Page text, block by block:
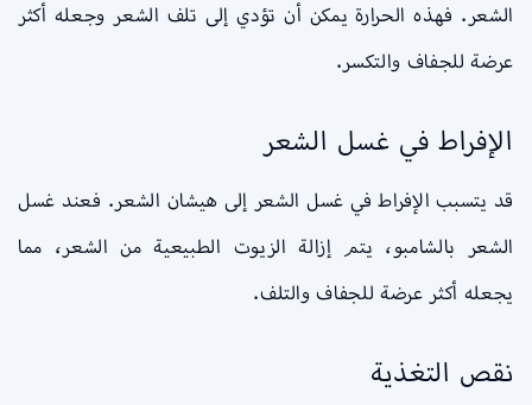
الشعر. فهذه الحرارة يمكن أن تؤدي إلى تلف الشعر وجعله أكثر
عرضة للجفاف والتكسر.
الإفراط في غسل الشعر
قد يتسبب الإفراط في غسل الشعر إلى هيشان الشعر. فعند غسل
الشعر بالشامبو، يتم إزالة الزيوت الطبيعية من الشعر، مما
يجعله أكثر عرضة للجفاف والتلف.
نقص التغذية